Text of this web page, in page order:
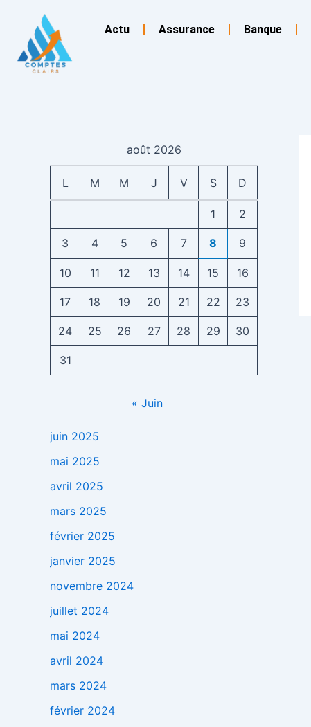
contenu
Actu Assurance Banque
août 2026
L M M J V S D
1 2
3 4 5 6 7 8 9
10 11 12 13 14 15 16
17 18 19 20 21 22 23
24 25 26 27 28 29 30
31
« Juin
juin 2025
mai 2025
avril 2025
mars 2025
février 2025
janvier 2025
novembre 2024
juillet 2024
mai 2024
avril 2024
mars 2024
février 2024